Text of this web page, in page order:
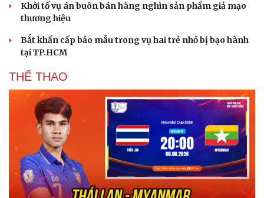
Du lịch
Tư vấn
Săn Tour
check-in
Câu chuyện thời sự
Đọc truyện đêm khuya
Cửa sổ tình yêu
Kể chuyện cho bé
Hạt giống tâm hồn
Khởi tố vụ án buôn bán hàng nghìn sản phẩm giả mạo
thương hiệu
Bắt khẩn cấp bảo mẫu trong vụ hai trẻ nhỏ bị bạo hành
tại TP.HCM
THỂ THAO